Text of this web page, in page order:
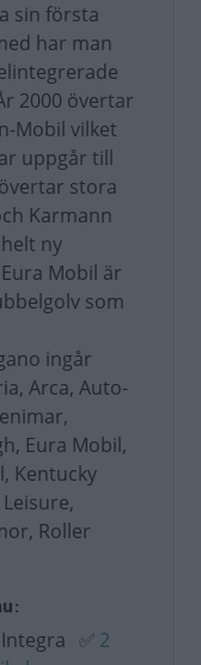
sin första
har man
2000 övertar
Mobil vilket
uppgår till
stora
Karmann
ny
Mobil är
som
ingår
Arca, Auto-
Eura Mobil,
Kentucky
Roller
✅ 2